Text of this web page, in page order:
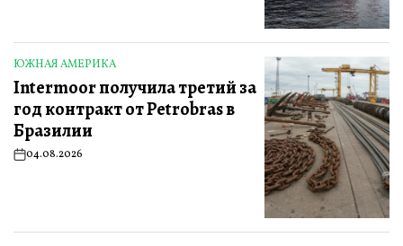
ОПУБЛИКОВАНО
В
ЮЖНАЯ АМЕРИКА
Intermoor получила третий за
год контракт от Petrobras в
Бразилии
on04.08.2026